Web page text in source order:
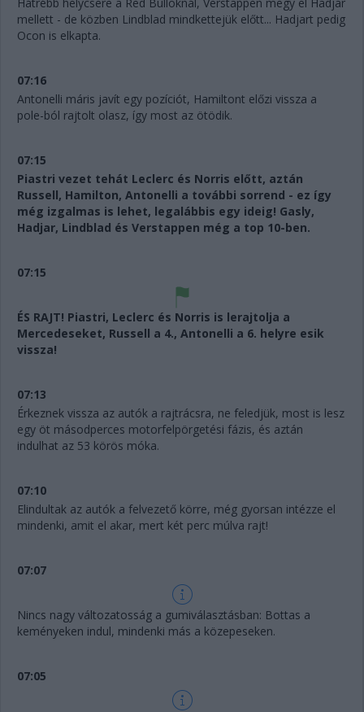
mellett - de közben Lindblad mindkettejük előtt... Hadjart pedig
Ocon is elkapta.
07:16
Antonelli máris javít egy pozíciót, Hamiltont előzi vissza a
pole-ból rajtolt olasz, így most az ötödik.
07:15
Piastri vezet tehát Leclerc és Norris előtt, aztán
Russell, Hamilton, Antonelli a további sorrend - ez így
még izgalmas is lehet, legalábbis egy ideig! Gasly,
Hadjar, Lindblad és Verstappen még a top 10-ben.
07:15
ÉS RAJT! Piastri, Leclerc és Norris is lerajtolja a
Mercedeseket, Russell a 4., Antonelli a 6. helyre esik
vissza!
07:13
Érkeznek vissza az autók a rajtrácsra, ne feledjük, most is lesz
egy öt másodperces motorfelpörgetési fázis, és aztán
indulhat az 53 körös móka.
07:10
Elindultak az autók a felvezető körre, még gyorsan intézze el
mindenki, amit el akar, mert két perc múlva rajt!
07:07
Nincs nagy változatosság a gumiválasztásban: Bottas a
keményeken indul, mindenki más a közepeseken.
07:05